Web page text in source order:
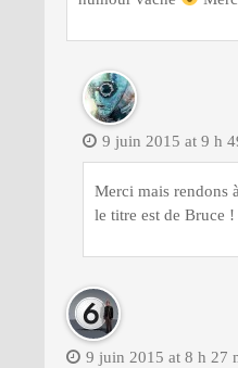
9 juin 2015 at 9 h
Merci mais rendons
le titre est de Bruce !
9 juin 2015 at 8 h 27